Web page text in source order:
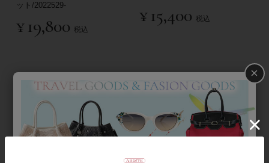
ット/2022529-
¥ 19,800 税込
¥ 15,400 税込
×